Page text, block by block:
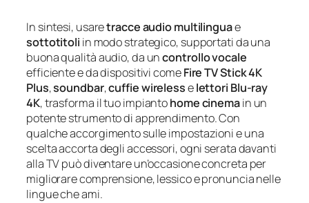
In sintesi, usaretracce audio multilinguae
sottotitoli in modo strategico, supportati da una
buona qualità audio, da uncontrollo vocale
efficiente e da dispositivi comeFire TV Stick 4K
Plus,soundbar,cuffie wirelesselettori Blu‑ray
4K, trasforma il tuo impiantohome cinemain un
potente strumento di apprendimento. Con
qualche accorgimento sulle impostazioni e una
scelta accorta degli accessori, ogni serata davanti
alla TV può diventare un’occasione concreta per
migliorare comprensione, lessico e pronuncia nelle
lingue che ami.